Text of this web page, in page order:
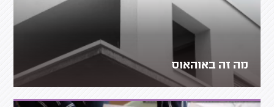
מה זה באוהאוס